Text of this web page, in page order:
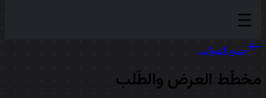
جميع القوالب
العرض والطّلب